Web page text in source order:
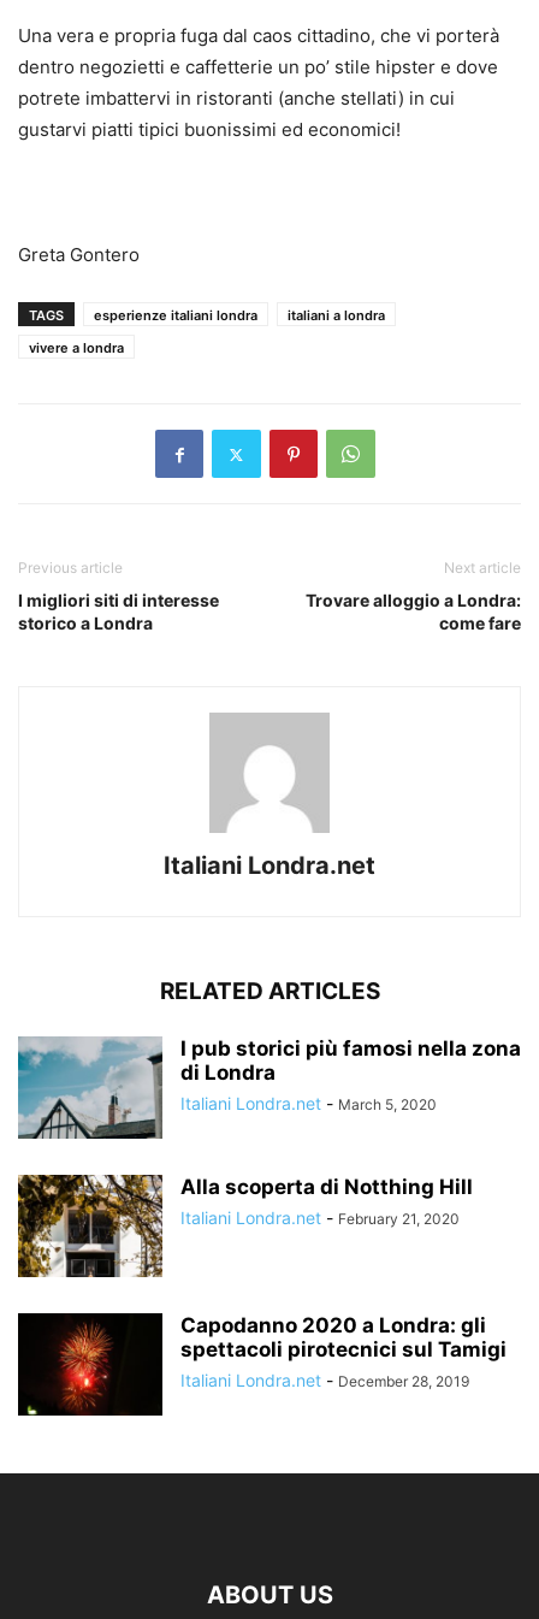
Una vera e propria fuga dal caos cittadino, che vi porterà
dentro negozietti e caffetterie un po’ stile hipster e dove
potrete imbattervi in ristoranti (anche stellati) in cui
gustarvi piatti tipici buonissimi ed economici!
Greta Gontero
TAGS esperienze italiani londra
italiani a londra
vivere a londra
Previous article
I migliori siti di interesse
storico a Londra
Next article
Trovare alloggio a Londra:
come fare
Italiani Londra.net
RELATED ARTICLES
I pub storici più famosi nella zona
di Londra
Italiani Londra.net - March 5, 2020
Alla scoperta di Notthing Hill
Italiani Londra.net - February 21, 2020
Capodanno 2020 a Londra: gli
spettacoli pirotecnici sul Tamigi
Italiani Londra.net - December 28, 2019
ABOUT US